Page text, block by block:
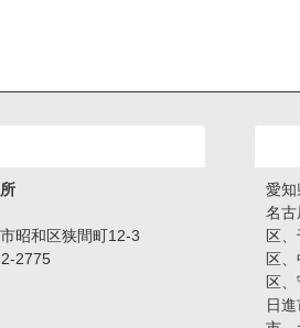
昭和区狭間町12-3
2775
愛知
名古
区
区
区
日